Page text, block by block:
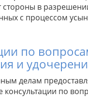
стороны в
с процессом
по
и
делам
по